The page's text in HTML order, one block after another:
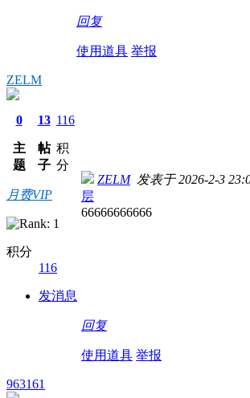
回复
使用道具 举报
ZELM
0
主
题
13
帖
子
116
积
分
月费VIP
积分
116
发消息
ZELM发表于 2026-2-3
层
66666666666
回复
使用道具 举报
963161